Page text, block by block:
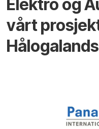
Elektro og
vårt